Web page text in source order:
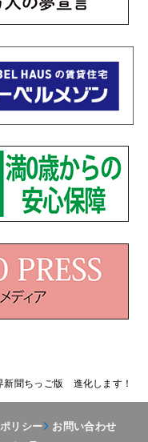
新聞ちっご版 進化します！
リシー
お問い合わせ